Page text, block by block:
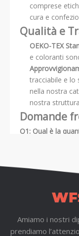
comprese
cura e
Qualità e
OEKO-TEX
e coloranti
tracciabile e lo
nella nostra
nostra
Domande
Q1: Qual è la
Supportiamo
e boutique di
Q2: Possiamo
R:
possiamo
Amiamo i nostri
prendiamo